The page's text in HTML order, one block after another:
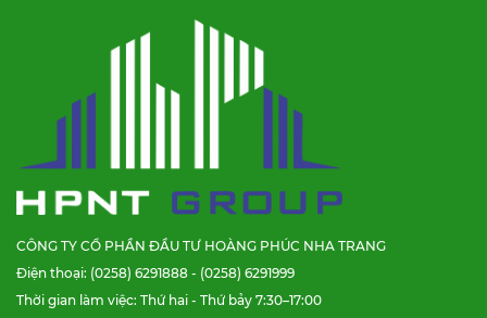
CÔNG TY CỔ PHẦN ĐẦU TƯ HOÀNG PHÚC NHA TRANG
Điện thoại: (0258) 6291888 - (0258) 6291999
Thời gian làm việc: Thứ hai - Thứ bảy 7:30–17:00